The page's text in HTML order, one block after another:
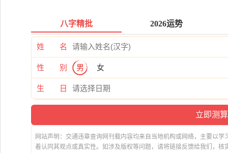
八字精批 2026运势
姓 名
性 别 男 女
生 日
网站声明：交通违章查询网刊载内容均来自当地机构或网络，主要以
着认同其观点或真实性。如涉及版权等问题，请将链接反馈给我们，核